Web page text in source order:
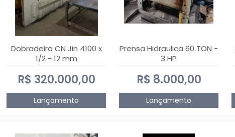
Dobradeira CN Jin 4100 x
1/2 - 12 mm
R$ 320.000,00
Lançamento
Prensa Hidraulica 60 TON -
3 HP
R$ 8.000,00
Lançamento